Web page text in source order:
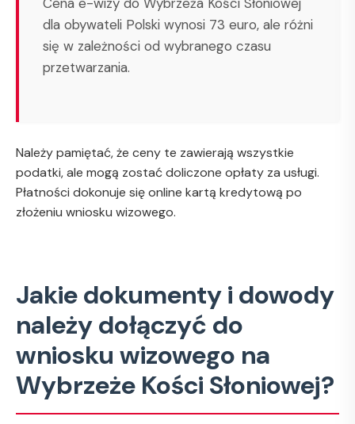
dla obywateli Polski wynosi 73 euro, ale różni
się w zależności od wybranego czasu
przetwarzania.
Należy pamiętać, że ceny te zawierają wszystkie
podatki, ale mogą zostać doliczone opłaty za usługi.
Płatności dokonuje się online kartą kredytową po
złożeniu wniosku wizowego.
Jakie dokumenty i dowody
należy dołączyć do
wniosku wizowego na
Wybrzeże Kości Słoniowej?